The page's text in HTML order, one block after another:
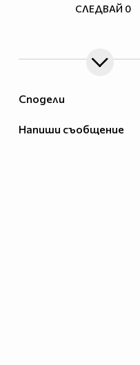
Сподели
Напиши съобщение
СЛЕДВАЙ 0